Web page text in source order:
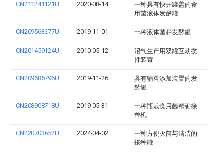
CN211241121U 2020-08-14
一种具有快开罐盖的食
用菌液体发酵罐
CN209563277U 2019-11-01 一种液体菌种发酵罐
CN201459124U 2010-05-12
沼气生产用双罐互动搅
拌装置
CN209685796U 2019-11-26
具有辅料添加装置的发
酵罐
CN208908718U 2019-05-31
一种瓶栽食用菌精确接
种机
CN220703652U 2024-04-02
一种方便灭菌与清洁的
接种罐